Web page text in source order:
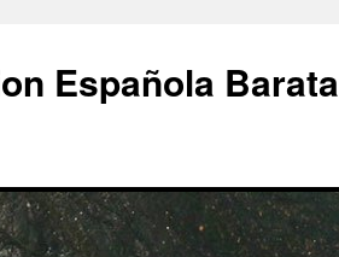
Española Barata